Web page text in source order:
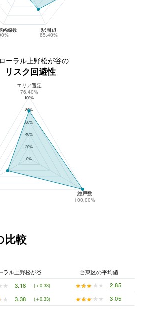
路線数 駅周辺
65.40%
ーラル上野松が谷の
リスク回避性
フローラル上野松が谷のリスク回避性
100%
80%
60%
40%
20%
0%
エリア選定
76.40%
総戸数
100.00%
比較
ラル上野松が谷
台東区の平均値
3.18 (＋0.33) ★★★★★
★★★★★
2.85
3.38 (＋0.33) ★★★★★
★★★★★
3.05